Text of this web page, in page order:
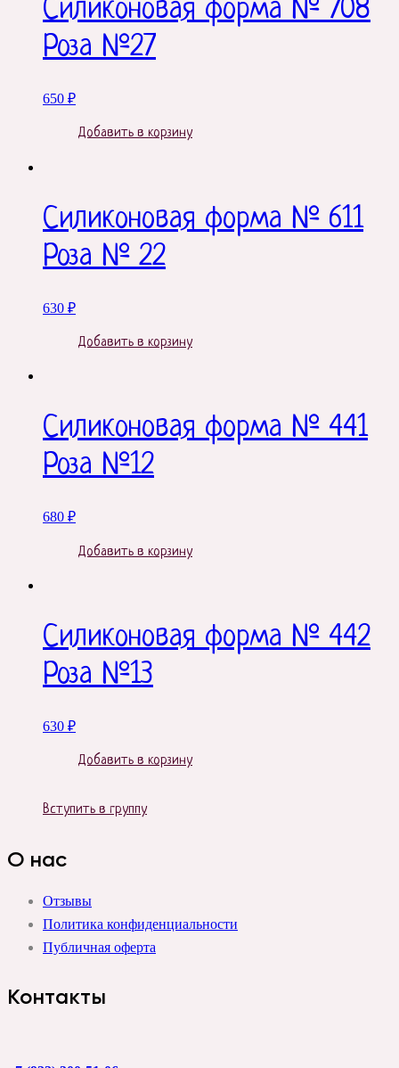
Силиконовая форма № 708
Роза №27
650 ₽
Добавить в корзину
Силиконовая форма № 611
Роза № 22
630 ₽
Добавить в корзину
Силиконовая форма № 441
Роза №12
680 ₽
Добавить в корзину
Силиконовая форма № 442
Роза №13
630 ₽
Добавить в корзину
Вступить в группу
О нас
Отзывы
Политика конфиденциальности
Публичная оферта
Контакты